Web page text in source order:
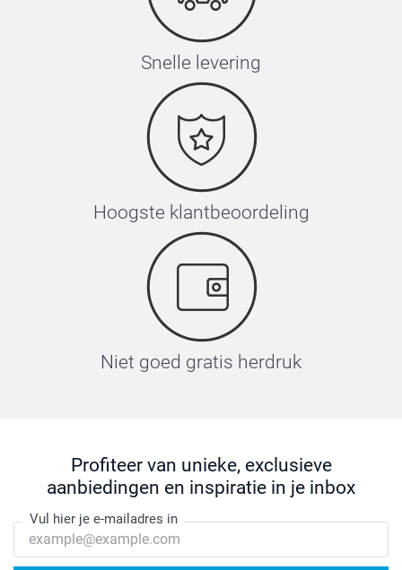
58-60 cm
Snelle levering
Hoogste klantbeoordeling
Niet goed gratis herdruk
Profiteer van unieke, exclusieve
aanbiedingen en inspiratie in je inbox
Vul hier je e-mailadres in